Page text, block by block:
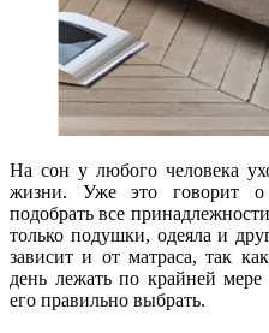
На сон у любого человека
жизни. Уже это говорит
подобрать все
только подушки, одеяла и
зависит и от матраса, так
день лежать по крайней
его правильно выбрать.